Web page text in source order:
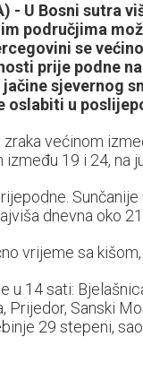
- U Bosni sutra
područjima
se
prije podne
sjevernog
oslabiti u
većinom
19 i 24, na
dnevna oko
vrijeme sa
u 14 sati:
Prijedor, Sanski
29 stepeni,